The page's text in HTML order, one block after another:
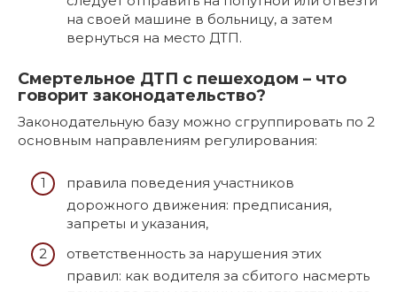
на своей машине в больницу, а затем
вернуться на место ДТП.
Смертельное ДТП с пешеходом – что
говорит законодательство?
Законодательную базу можно сгруппировать по 2
основным направлениям регулирования:
правила поведения участников
дорожного движения: предписания,
запреты и указания,
ответственность за нарушения этих
правил: как водителя за сбитого насмерть